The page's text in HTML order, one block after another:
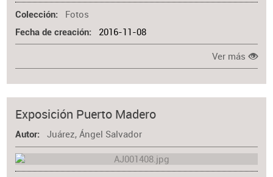
Colección Fotos
Fecha de creación 2016-11-08
Ver más
Exposición Puerto Madero
Autor Juárez, Ángel Salvador